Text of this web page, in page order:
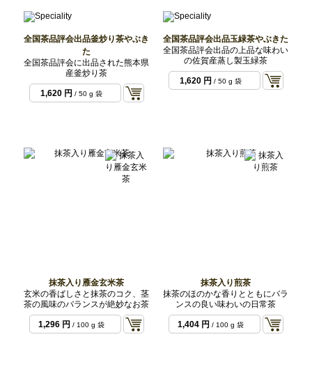
全国茶品評会出品釜炒り茶やぶき
た
全国茶品評会に出品された熊本県
産釜炒り茶
1,620 円 / 50 g 袋
全国茶品評会出品玉緑茶やぶきた
全国茶品評会出品の上品な味わい
の佐賀産蒸し製玉緑茶
1,620 円 / 50 g 袋
抹茶入り雁金玄米茶
玄米の香ばしさと抹茶のコク、茎
茶の風味のバランスが絶妙なお茶
1,296 円 / 100 g 袋
抹茶入り煎茶
抹茶のほのかな香りとともにバラ
ンスの良い味わいの日常茶
1,404 円 / 100 g 袋